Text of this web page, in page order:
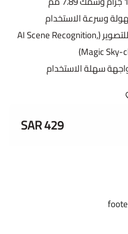
يدعم ميزات الذكاء الاصطناعي للتصوير (AI Scene Recognition,
Magic Sky-
429 SAR